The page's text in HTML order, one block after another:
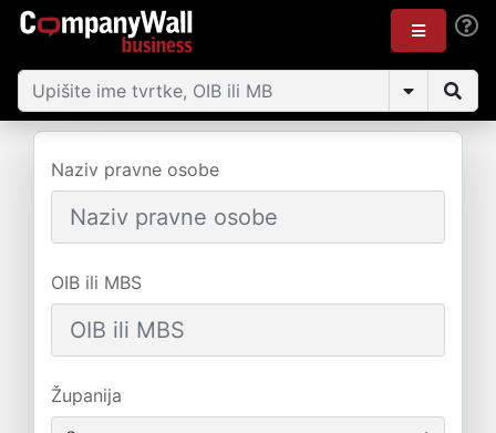
Naziv pravne osobe
OIB ili MBS
Županija